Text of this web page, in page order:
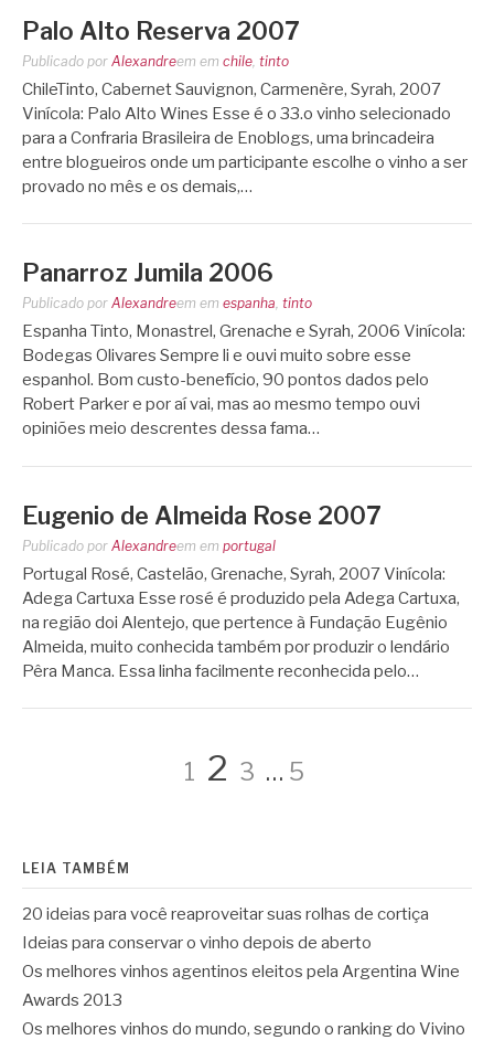
Palo Alto Reserva 2007
Publicado por Alexandreem em chile tinto
ChileTinto, Cabernet Sauvignon, Carmenère, Syrah, 2007
Vinícola: Palo Alto Wines Esse é o 33.o vinho selecionado
para a Confraria Brasileira de Enoblogs, uma brincadeira
entre blogueiros onde um participante escolhe o vinho a ser
provado no mês e os demais,…
Panarroz Jumila 2006
Publicado por Alexandreem em espanha, tinto
Espanha Tinto, Monastrel, Grenache e Syrah, 2006 Vinícola:
Bodegas Olivares Sempre li e ouvi muito sobre esse
espanhol. Bom custo-benefício, 90 pontos dados pelo
Robert Parker e por aí vai, mas ao mesmo tempo ouvi
opiniões meio descrentes dessa fama…
Eugenio de Almeida Rose 2007
Publicado por Alexandreem em portugal
Portugal Rosé, Castelão, Grenache, Syrah, 2007 Vinícola:
Adega Cartuxa Esse rosé é produzido pela Adega Cartuxa,
na região doi Alentejo, que pertence à Fundação Eugênio
Almeida, muito conhecida também por produzir o lendário
Pêra Manca. Essa linha facilmente reconhecida pelo…
Paginação
de
posts
Página
1 Página
2 Página
3 … Página
5
LEIA TAMBÉM
20 ideias para você reaproveitar suas rolhas de cortiça
Ideias para conservar o vinho depois de aberto
Os melhores vinhos agentinos eleitos pela Argentina Wine
Awards 2013
Os melhores vinhos do mundo, segundo o ranking do Vivino